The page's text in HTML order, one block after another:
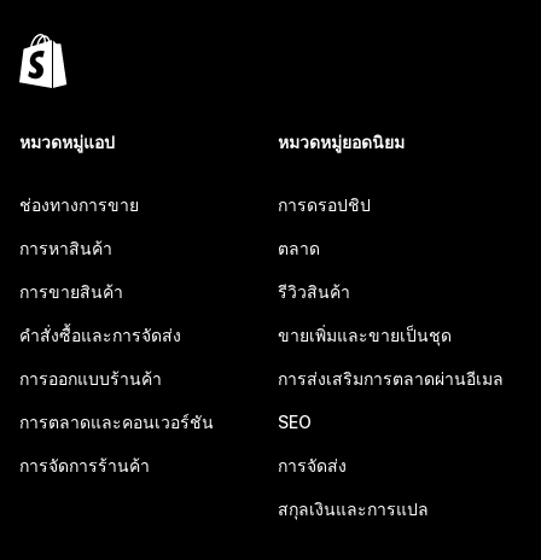
หมวดหมู่แอป
ช่องทางการขาย
การหาสินค้า
การขายสินค้า
คำสั่งซื้อและการจัดส่ง
การออกแบบร้านค้า
การตลาดและคอนเวอร์ชัน
การจัดการร้านค้า
หมวดหมู่ยอดนิยม
การดรอปชิป
ตลาด
รีวิวสินค้า
ขายเพิ่มและขายเป็นชุด
การส่งเสริมการตลาดผ่านอีเมล
SEO
การจัดส่ง
สกุลเงินและการแปล